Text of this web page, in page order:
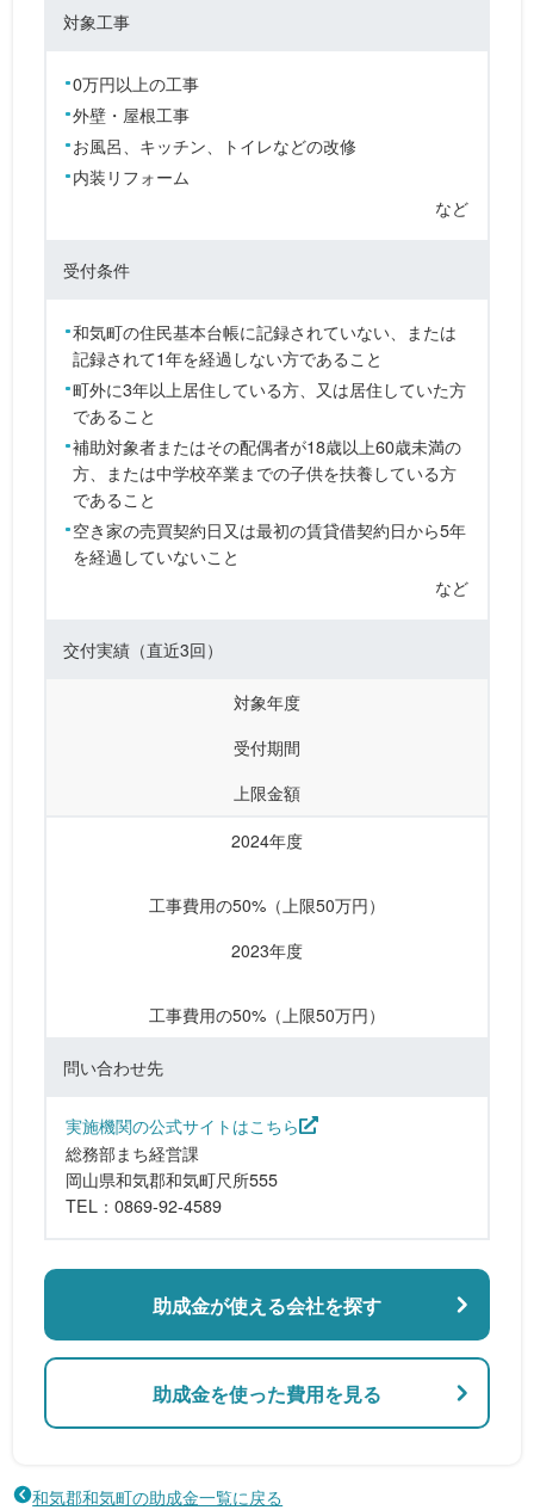
対象工事
0万円以上の工事
外壁・屋根工事
お風呂、キッチン、トイレなどの改修
内装リフォーム
など
受付条件
和気町の住民基本台帳に記録されていない、または
記録されて1年を経過しない方であること
町外に3年以上居住している方、又は居住していた方
であること
補助対象者またはその配偶者が18歳以上60歳未満の
方、または中学校卒業までの子供を扶養している方
であること
空き家の売買契約日又は最初の賃貸借契約日から5年
を経過していないこと
など
交付実績 （直近3回）
対象年度
受付期間
上限金額
2024年度
工事費用の50%（上限50万円）
2023年度
工事費用の50%（上限50万円）
問い合わせ先
実施機関の公式サイトはこちら
総務部まち経営課
岡山県和気郡和気町尺所555
TEL：0869-92-4589
助成金を使った費用を見る
助成金が使える会社を探す
和気郡和気町の助成金一覧に戻る